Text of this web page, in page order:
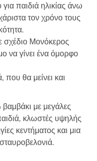
παιδιά ηλικίας άνω
τον χρόνο τους
σχέδιο Μονόκερος
να γίνει ένα όμορφο
θα μείνει και
με μεγάλες
κλωστές υψηλής
κεντήματος και μια